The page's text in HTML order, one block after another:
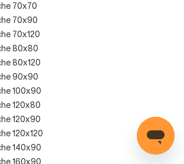
textures modernes
intégration parfaite dans tous les
bain.
70x70
70x90​
70x120
80x80
80x120
90x90
100x90
120x80
120x90​
120x120​
140x90​
160x90